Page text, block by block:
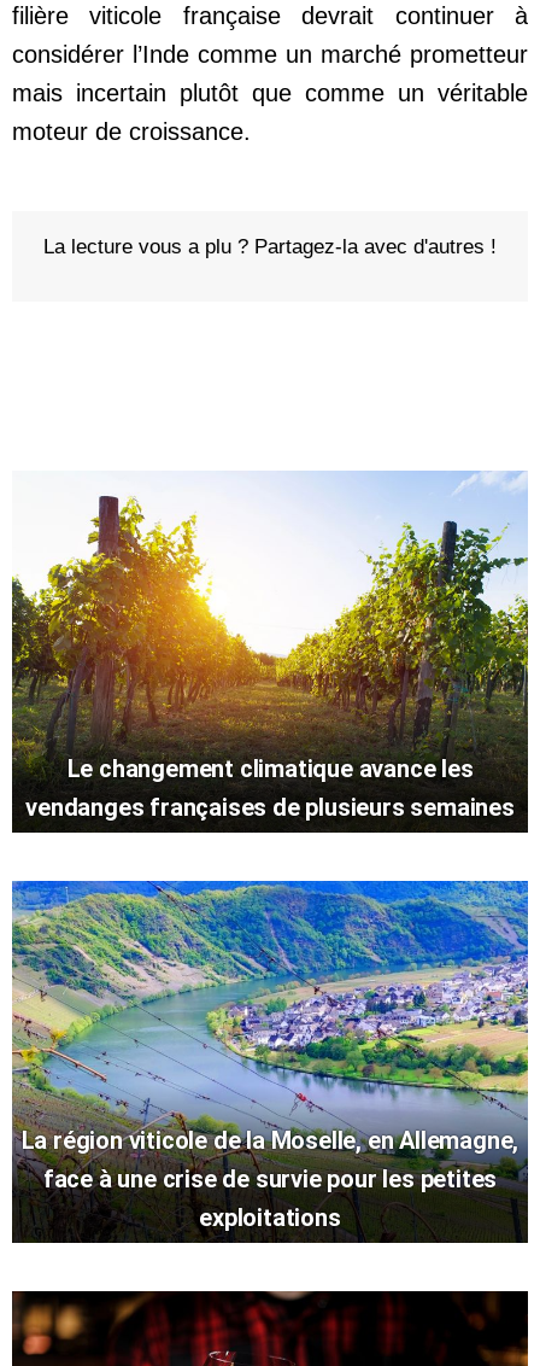
filière viticole française devrait continuer à
considérer l’Inde comme un marché prometteur
mais incertain plutôt que comme un véritable
moteur de croissance.
La lecture vous a plu ? Partagez-la avec d'autres !
Le changement climatique avance les
vendanges françaises de plusieurs semaines
La région viticole de la Moselle, en Allemagne,
face à une crise de survie pour les petites
exploitations